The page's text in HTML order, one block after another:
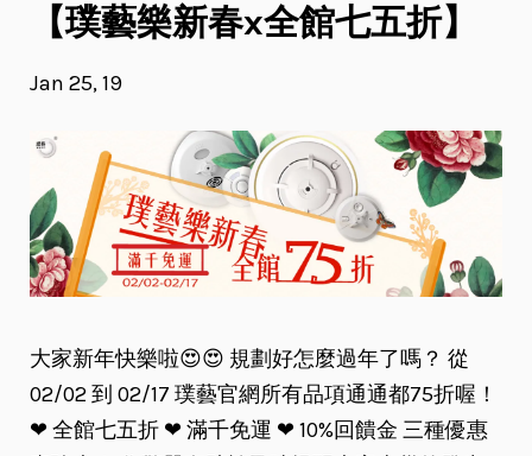
【璞藝樂新春x全館七五折】
Jan 25, 19
大家新年快樂啦😍😍 規劃好怎麼過年了嗎？ 從
02/02 到 02/17 璞藝官網所有品項通通都75折喔！
❤ 全館七五折 ❤ 滿千免運 ❤ 10%回饋金 三種優惠